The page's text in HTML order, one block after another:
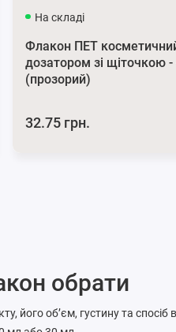
На складі
Флакон ПЕТ
дозатором зі щіточкою
(прозорий)
32.75 грн.
обрати
його об’єм, густину та